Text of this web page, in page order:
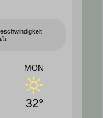
h
MON
32°